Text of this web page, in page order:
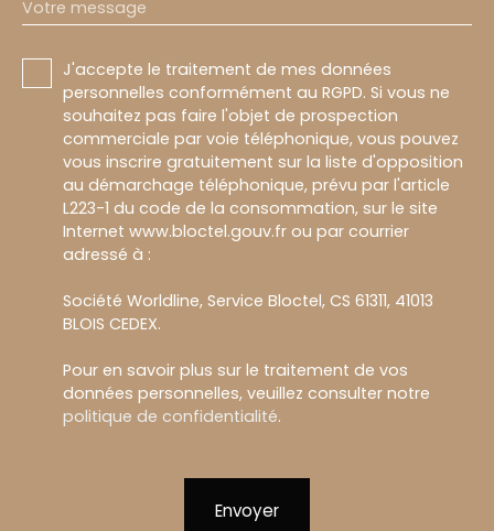
Votre message
J'accepte le traitement de mes données
personnelles conformément au RGPD. Si vous ne
souhaitez pas faire l'objet de prospection
commerciale par voie téléphonique, vous pouvez
vous inscrire gratuitement sur la liste d'opposition
au démarchage téléphonique, prévu par l'article
L223-1 du code de la consommation, sur le site
Internet www.bloctel.gouv.fr ou par courrier
adressé à :
Société Worldline, Service Bloctel, CS 61311, 41013
BLOIS CEDEX.
Pour en savoir plus sur le traitement de vos
données personnelles, veuillez consulter notre
politique de confidentialité.
Envoyer